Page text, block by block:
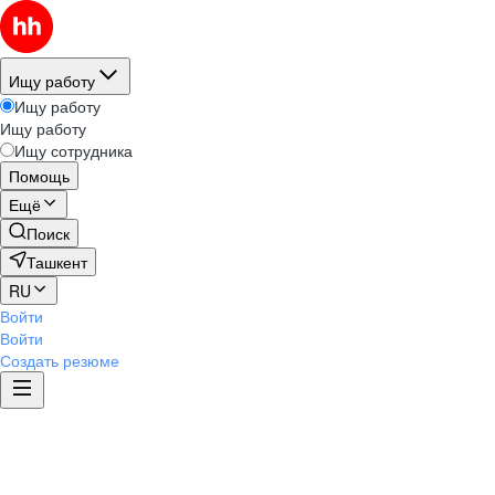
Ищу работу
Ищу работу
Ищу работу
Ищу сотрудника
Помощь
Ещё
Поиск
Ташкент
RU
Войти
Войти
Создать резюме